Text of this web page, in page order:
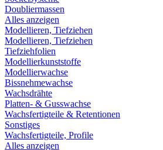
Doubliermassen
Alles anzeigen
Modellieren, Tiefziehen
Modellieren, Tiefziehen
Tiefziehfolien
Modellierkunststoffe
Modellierwachse
Bissnehmewachse
Wachsdrähte
Platten- & Gusswachse
Wachsfertigteile & Retentionen
Sonstiges
Wachsfertigteile, Profile
Alles anzeigen